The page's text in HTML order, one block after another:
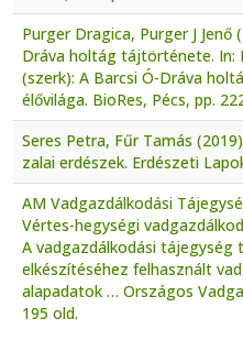
Purger Dragica, Purger J Jenő
Dráva holtág tájtörténete. In:
(szerk): A Barcsi Ó-Dráva
élővilága. BioRes, Pécs, pp.
Seres Petra, Fűr Tamás
zalai erdészek. Erdészeti
AM Vadgazdálkodási
Vértes-hegységi
A vadgazdálkodási tájegység
elkészítéséhez felhasznált
alapadatok … Országos
195 old.